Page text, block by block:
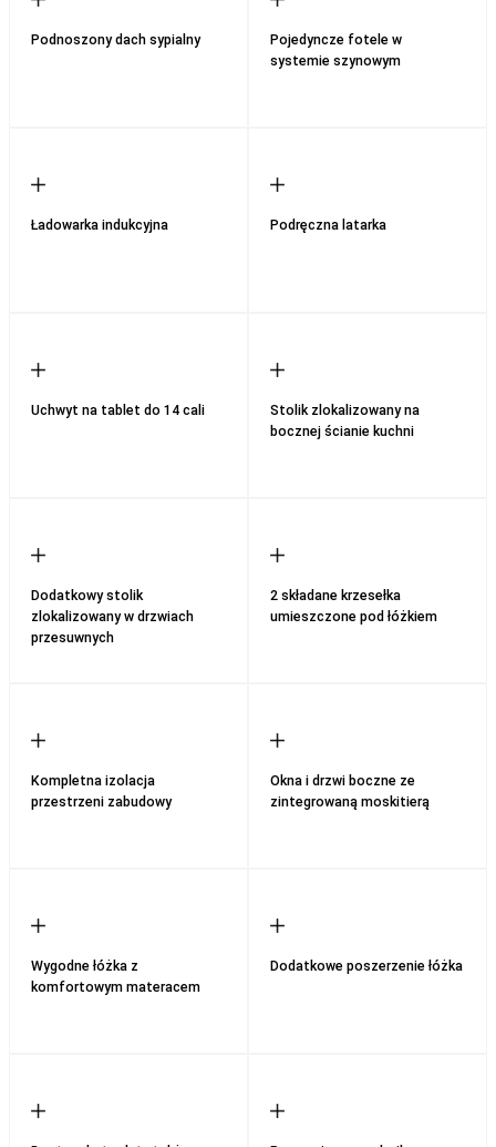
Podnoszony dach sypialny
Pojedyncze fotele w
systemie szynowym
Ładowarka indukcyjna Podręczna latarka
Uchwyt na tablet do 14 cali
Stolik zlokalizowany na
bocznej ścianie kuchni
Dodatkowy stolik
zlokalizowany w drzwiach
przesuwnych
2 składane krzesełka
umieszczone pod łóżkiem
Kompletna izolacja
przestrzeni zabudowy
Okna i drzwi boczne ze
zintegrowaną moskitierą
Wygodne łóżka z
komfortowym materacem
Dodatkowe poszerzenie łóżka